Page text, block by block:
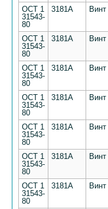
ОСТ 1
31543-
80
3181А Винт
ОСТ 1
31543-
80
3181А Винт
ОСТ 1
31543-
80
3181А Винт
ОСТ 1
31543-
80
3181А Винт
ОСТ 1
31543-
80
3181А Винт
ОСТ 1
31543-
80
3181А Винт
ОСТ 1
31543-
80
3181А Винт